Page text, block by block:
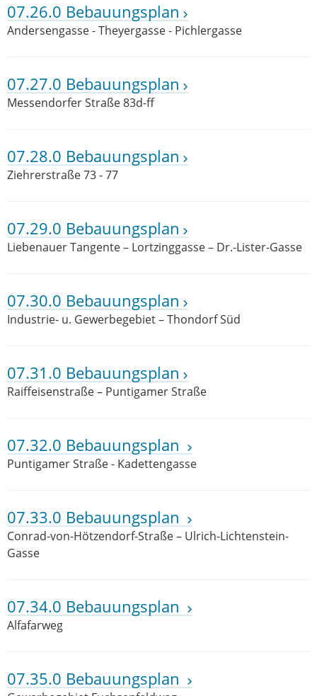
07.26.0 Bebauungsplan
Andersengasse - Theyergasse - Pichlergasse
07.27.0 Bebauungsplan
Messendorfer Straße 83d-ff
07.28.0 Bebauungsplan
Ziehrerstraße 73 - 77
07.29.0 Bebauungsplan
Liebenauer Tangente – Lortzinggasse – Dr.-Lister-Gasse
07.30.0 Bebauungsplan
Industrie- u. Gewerbegebiet – Thondorf Süd
07.31.0 Bebauungsplan
Raiffeisenstraße – Puntigamer Straße
07.32.0 Bebauungsplan
Puntigamer Straße - Kadettengasse
07.33.0 Bebauungsplan
Conrad-von-Hötzendorf-Straße – Ulrich-Lichtenstein-
Gasse
07.34.0 Bebauungsplan
Alfafarweg
07.35.0 Bebauungsplan